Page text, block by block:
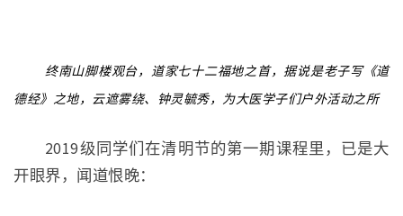
终南山脚楼观台，道家七十二福地之首，据说是老子写《道
德经》之地，云遮雾绕、钟灵毓秀，为大医学子们户外活动之所
2019级同学们在清明节的第一期课程里，已是大
开眼界，闻道恨晚：